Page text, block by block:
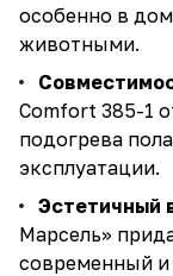
особенно в
животными.
Comfort 385-1
подогрева
эксплуатации.
Эстетичный
Марсель»
современный и